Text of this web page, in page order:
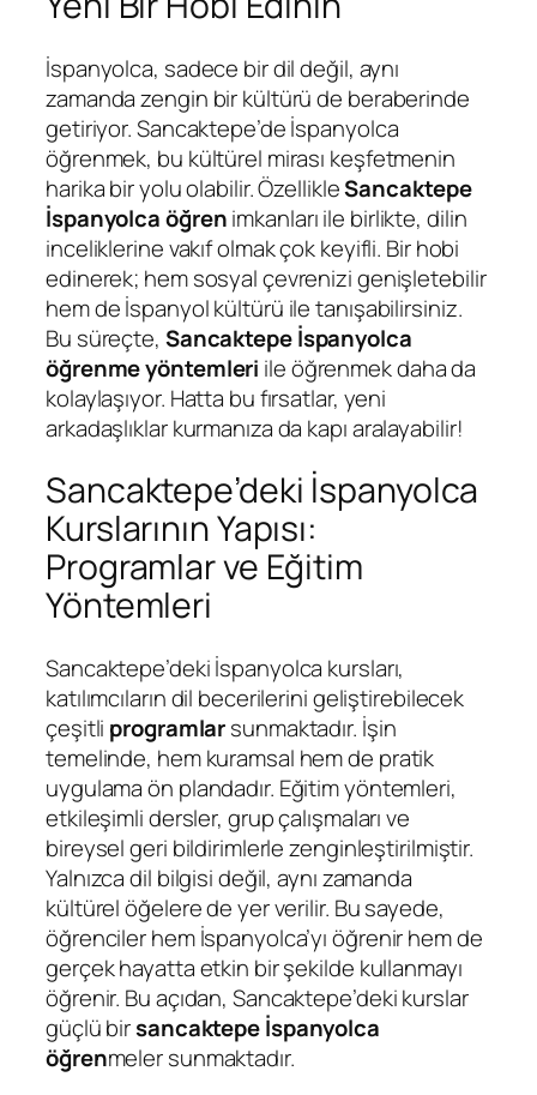
İspanyolca, sadece bir dil değil, aynı
zamanda zengin bir kültürü de beraberinde
getiriyor. Sancaktepe’de İspanyolca
öğrenmek, bu kültürel mirası keşfetmenin
harika bir yolu olabilir. ÖzellikleSancaktepe
İspanyolca öğrenimkanları ile birlikte, dilin
inceliklerine vakıf olmak çok keyifli. Bir hobi
edinerek; hem sosyal çevrenizi genişletebilir
hem de İspanyol kültürü ile tanışabilirsiniz.
Bu süreçte, Sancaktepe İspanyolca
öğrenme yöntemleri ile öğrenmek daha da
kolaylaşıyor. Hatta bu fırsatlar, yeni
arkadaşlıklar kurmanıza da kapı aralayabilir!
Sancaktepe’deki İspanyolca
Kurslarının Yapısı:
Programlar ve Eğitim
Yöntemleri
Sancaktepe’deki İspanyolca kursları,
katılımcıların dil becerilerini geliştirebilecek
çeşitli programlarsunmaktadır. İşin
temelinde, hem kuramsal hem de pratik
uygulama ön plandadır. Eğitim yöntemleri,
etkileşimli dersler, grup çalışmaları ve
bireysel geri bildirimlerle zenginleştirilmiştir.
Yalnızca dil bilgisi değil, aynı zamanda
kültürel öğelere de yer verilir. Bu sayede,
öğrenciler hem İspanyolca’yı öğrenir hem de
gerçek hayatta etkin bir şekilde kullanmayı
öğrenir. Bu açıdan, Sancaktepe’deki kurslar
güçlü birsancaktepe İspanyolca
öğrenmeler sunmaktadır.